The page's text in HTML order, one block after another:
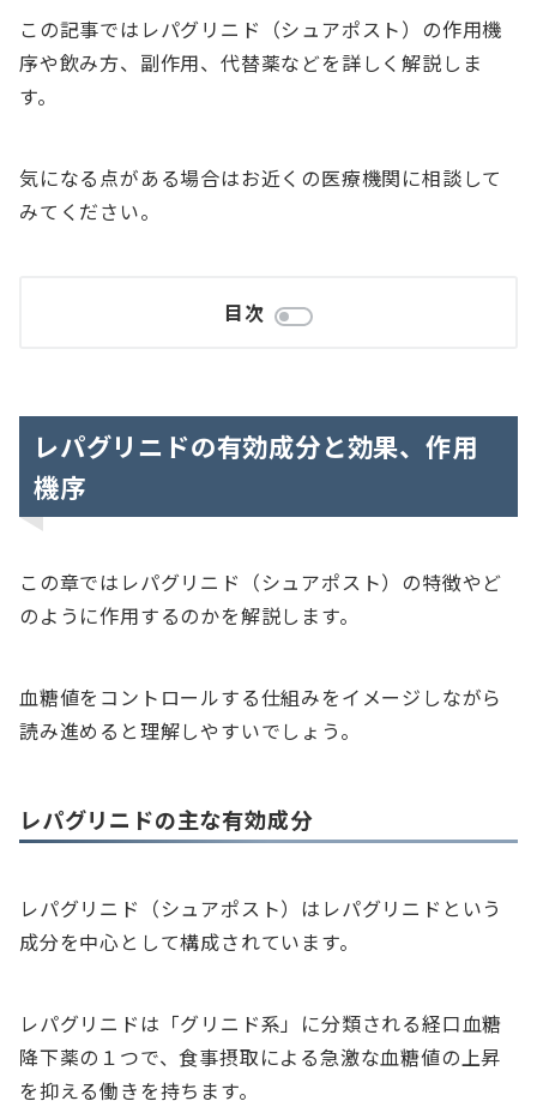
この記事ではレパグリニド（シュアポスト）の作用機
序や飲み方、副作用、代替薬などを詳しく解説しま
す。
気になる点がある場合はお近くの医療機関に相談して
みてください。
目次
レパグリニドの有効成分と効果、作用
機序
この章ではレパグリニド（シュアポスト）の特徴やど
のように作用するのかを解説します。
血糖値をコントロールする仕組みをイメージしながら
読み進めると理解しやすいでしょう。
レパグリニドの主な有効成分
レパグリニド（シュアポスト）はレパグリニドという
成分を中心として構成されています。
レパグリニドは「グリニド系」に分類される経口血糖
降下薬の１つで、食事摂取による急激な血糖値の上昇
を抑える働きを持ちます。